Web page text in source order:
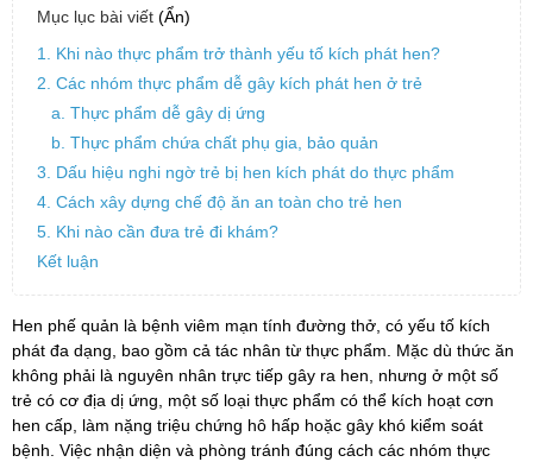
Mục lục bài viết (Ẩn)
1. Khi nào thực phẩm trở thành yếu tố kích phát hen?
2. Các nhóm thực phẩm dễ gây kích phát hen ở trẻ
a. Thực phẩm dễ gây dị ứng
b. Thực phẩm chứa chất phụ gia, bảo quản
3. Dấu hiệu nghi ngờ trẻ bị hen kích phát do thực phẩm
4. Cách xây dựng chế độ ăn an toàn cho trẻ hen
5. Khi nào cần đưa trẻ đi khám?
Kết luận
Hen phế quản là bệnh viêm mạn tính đường thở, có yếu tố kích
phát đa dạng, bao gồm cả tác nhân từ thực phẩm. Mặc dù thức ăn
không phải là nguyên nhân trực tiếp gây ra hen, nhưng ở một số
trẻ có cơ địa dị ứng, một số loại thực phẩm có thể kích hoạt cơn
hen cấp, làm nặng triệu chứng hô hấp hoặc gây khó kiểm soát
bệnh. Việc nhận diện và phòng tránh đúng cách các nhóm thực